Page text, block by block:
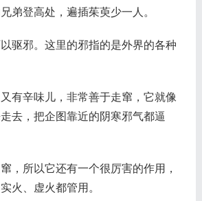
弟登高处，遍插茱萸少一人。
驱邪。这里的邪指的是外界的各种
有辛味儿，非常善于走窜，它就像
去，把企图靠近的阴寒邪气都逼
，所以它还有一个很厉害的作用，
火、虚火都管用。